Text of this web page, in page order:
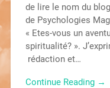
de lire le nom du
de Psychologies
« Etes-vous un
spiritualité? ».
rédaction et…
Continue Reading →